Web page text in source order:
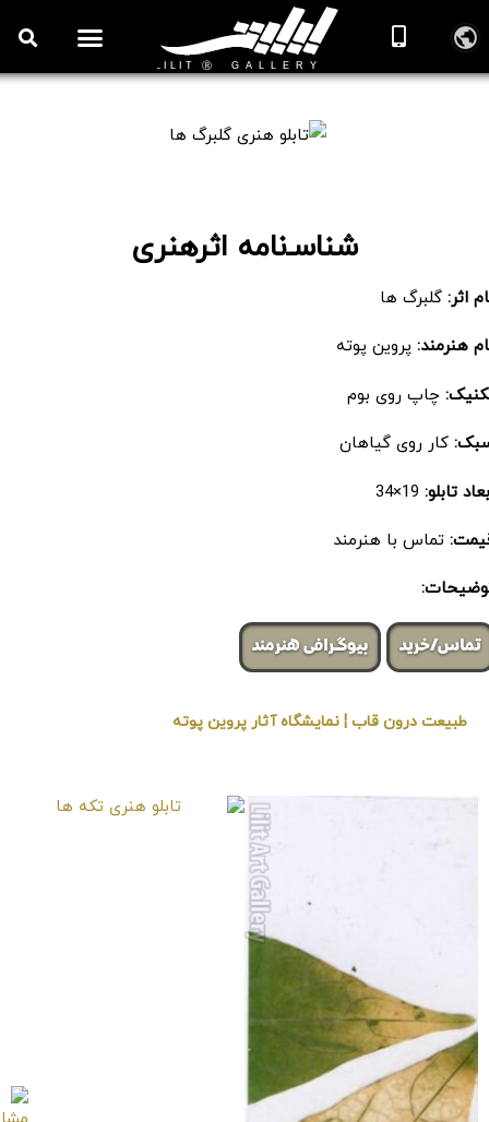
شناسـ‌نامه اثرهنری
اثر:گلبرگ ها
هنرمند:پروین پوته
چاپ روی بوم
کار روی گیاهان
تابلو:19×34
تماس با هنرمند
تماس/خرید بیوگرافی هنرمند
طبیعت درون قاب ¦ نمایشگاه آثار پروین پوته